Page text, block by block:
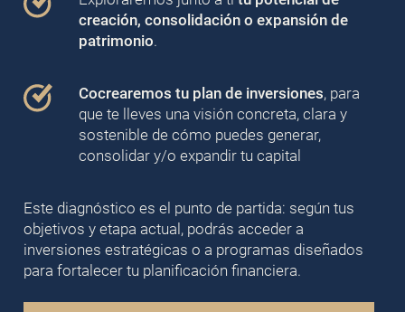
creación, consolidación o expansión de
patrimonio.
Cocrearemos tu plan de inversiones, para
que te lleves una visión concreta, clara y
sostenible de cómo puedes generar,
consolidar y/o expandir tu capital
Este diagnóstico es el punto de partida: según tus
objetivos y etapa actual, podrás acceder a
inversiones estratégicas o a programas diseñados
para fortalecer tu planificación financiera.